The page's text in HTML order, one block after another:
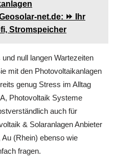
net.de: ⏩ Ihr
Stromspeicher
null langen Wartezeiten
mit den Photovoltaikanlagen
genug Stress im Alltag
Photovoltaik Systeme
auch für
& Solaranlagen Anbieter
(Rhein) ebenso wie
fragen.